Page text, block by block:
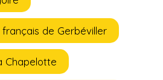
de Gerbéviller
Chapelotte